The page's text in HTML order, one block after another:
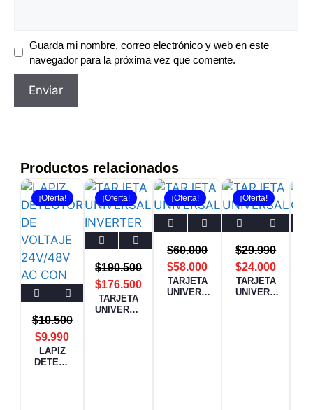
Guarda mi nombre, correo electrónico y web en este
navegador para la próxima vez que comente.
Productos relacionados
¡Oferta!
LAPIZ
DETECT
$10.500
$9.990
¡Oferta!
TARJETA
UNIVERSA
$190.500
$176.500
¡Oferta!
TARJETA
UNIVERS
$60.000
$58.000
¡Oferta!
TARJETA
UNIVERS
$29.990
$24.000